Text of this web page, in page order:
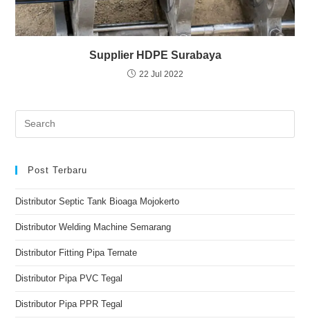
Supplier HDPE Surabaya
22 Jul 2022
Post Terbaru
Distributor Septic Tank Bioaga Mojokerto
Distributor Welding Machine Semarang
Distributor Fitting Pipa Ternate
Distributor Pipa PVC Tegal
Distributor Pipa PPR Tegal